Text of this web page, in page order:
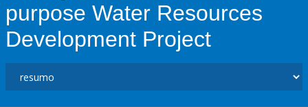
purpose Water Resources
Development Project